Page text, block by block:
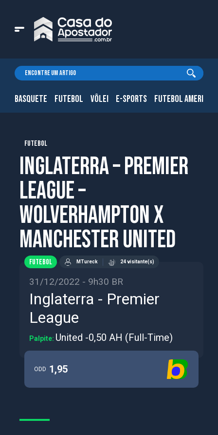
BASQUETE FUTEBOL VÔLEI E-SPORTS FUTEBOL
FUTEBOL
Inglaterra – Premier
League –
Wolverhampton x
Manchester United
FUTEBOL MTureck 24 visitante(s)
31/12/2022 - 9h30 BR
Inglaterra - Premier
League
Palpite: United -0,50 AH (Full-Time)
ODD 1,95